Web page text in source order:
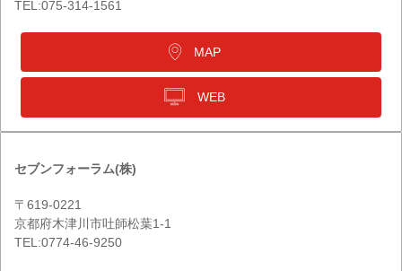
TEL:075-314-1561
MAP
WEB
セブンフォーラム(株)
〒619-0221
京都府木津川市吐師松葉1-1
TEL:0774-46-9250